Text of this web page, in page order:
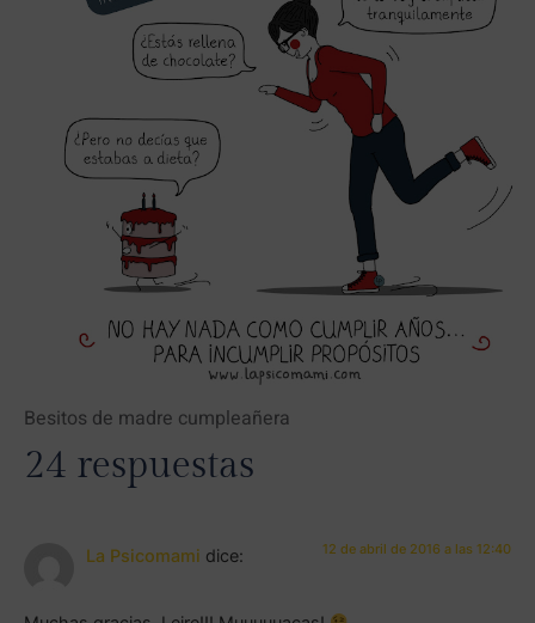
Besitos de madre cumpleañera
24 respuestas
La Psicomami dice: 12 de abril de 2016 a las 12:40